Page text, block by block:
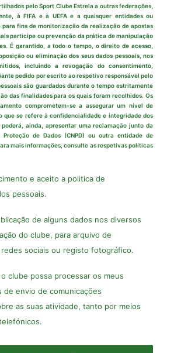
pelo Sport Clube Estrela a outras federações,
à FIFA e à UEFA e a quaisquer entidades ou
para fins de monitorização da realização de apostas
participe ou prevenção da prática de manipulação
É garantido, a todo o tempo, o direito de acesso,
ou eliminação dos seus dados pessoais, nos
incluindo a revogação do consentimento,
pedido por escrito ao respetivo responsável pelo
são guardados durante o tempo estritamente
das finalidades para os quais foram recolhidos. Os
comprometem-se a assegurar um nível de
que se refere à confidencialidade e integridade dos
poderá, ainda, apresentar uma reclamação junto da
Proteção de Dados (CNPD) ou outra entidade de
mais informações, consulte as respetivas políticas
e aceito a politica de
pessoais.
de alguns dados nos diversos
do clube, para arquivo de
sociais ou registo fotográfico.
clube possa processar os meus
de envio de comunicações
as suas atividade, tanto por meios